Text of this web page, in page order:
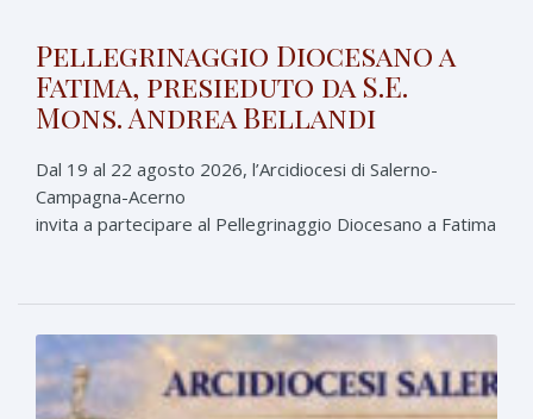
Pellegrinaggio Diocesano a
Fatima, presieduto da S.E.
Mons. Andrea Bellandi
Dal 19 al 22 agosto 2026, l’Arcidiocesi di Salerno-
Campagna-Acerno
invita a partecipare al Pellegrinaggio Diocesano a Fatima